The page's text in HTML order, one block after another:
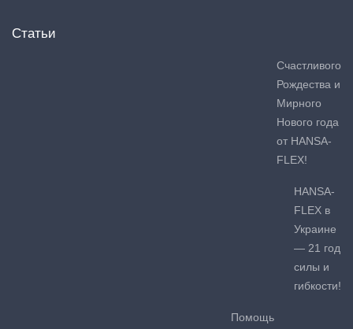
Статьи
Счастливого
Рождества и
Мирного
Нового года
от HANSA-
FLEX!
HANSA-
FLEX в
Украине
— 21 год
силы и
гибкости!
Помощь